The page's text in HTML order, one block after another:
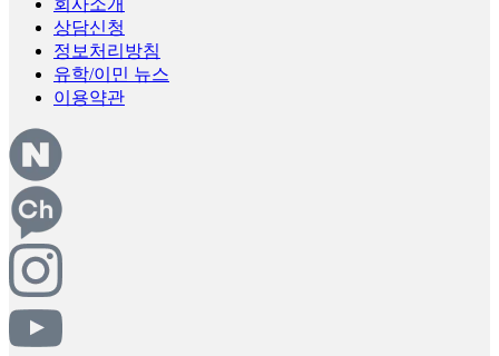
회사소개
상담신청
정보처리방침
이용약관